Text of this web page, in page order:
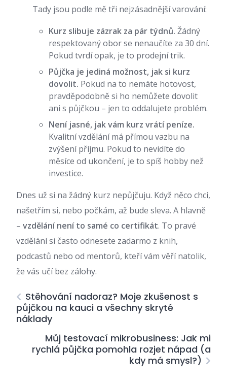
Tady jsou podle mě tři nejzásadnější varování:
Kurz slibuje zázrak za pár týdnů. Žádný
respektovaný obor se nenaučíte za 30 dní.
Pokud tvrdí opak, je to prodejní trik.
Půjčka je jediná možnost, jak si kurz
dovolit. Pokud na to nemáte hotovost,
pravděpodobně si ho nemůžete dovolit
ani s půjčkou – jen to oddalujete problém.
Není jasné, jak vám kurz vrátí peníze.
Kvalitní vzdělání má přímou vazbu na
zvýšení příjmu. Pokud to nevidíte do
měsíce od ukončení, je to spíš hobby než
investice.
Dnes už si na žádný kurz nepůjčuju. Když něco chci,
našetřím si, nebo počkám, až bude sleva. A hlavně
– vzdělání není to samé co certifikát. To pravé
vzdělání si často odnesete zadarmo z knih,
podcastů nebo od mentorů, kteří vám věří natolik,
že vás učí bez zálohy.
Stěhování nadoraz? Moje zkušenost s
půjčkou na kauci a všechny skryté
náklady
Můj testovací mikrobusiness: Jak mi
rychlá půjčka pomohla rozjet nápad (a
kdy má smysl?)